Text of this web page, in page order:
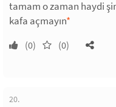
tamam o zaman haydi
kafa açmayın*
(0) (0)
20.